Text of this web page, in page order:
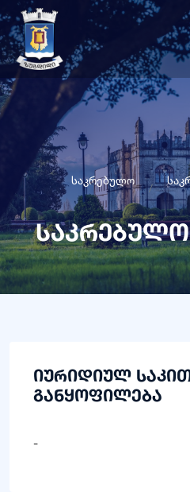
საკრებულო
იურიდიულ
განყოფილება
-